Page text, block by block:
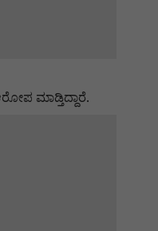
ಮಾಡ್ತಿದ್ದಾರೆ.